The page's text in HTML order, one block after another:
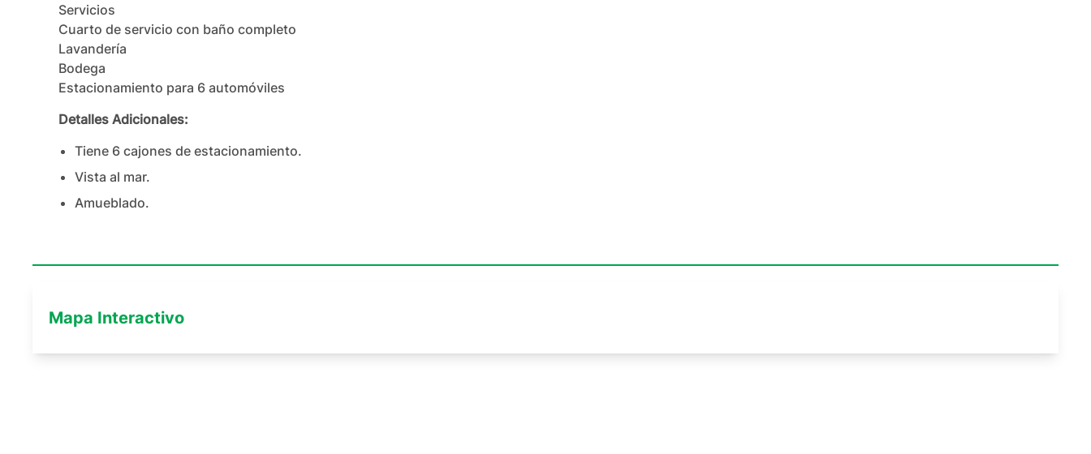
Servicios
Cuarto de servicio con baño completo
Lavandería
Bodega
Estacionamiento para 6 automóviles
Detalles Adicionales:
Tiene 6 cajones de estacionamiento.
Vista al mar.
Amueblado.
Mapa Interactivo